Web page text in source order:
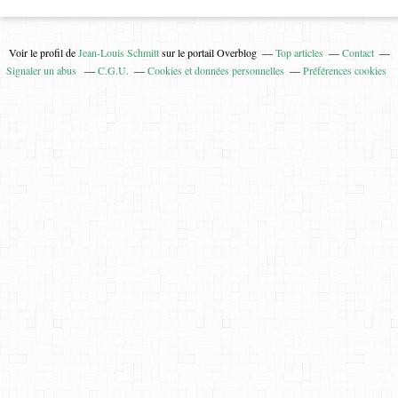
Voir le profil deJean-Louis Schmittsur le portail Overblog Top articles
Contact
Signaler un abus
C.G.U. Cookies et données personnelles Préférences cookies